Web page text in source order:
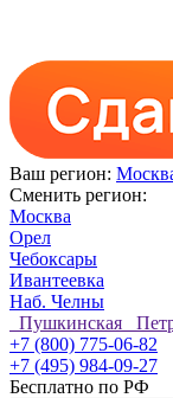
Ваш регион:
Сменить регион:
Москва
Орел
Чебоксары
Ивантеевка
Наб. Челны
Пушкинская
+7 (800) 775-06-82
+7 (495) 984-09-27
Бесплатно по РФ